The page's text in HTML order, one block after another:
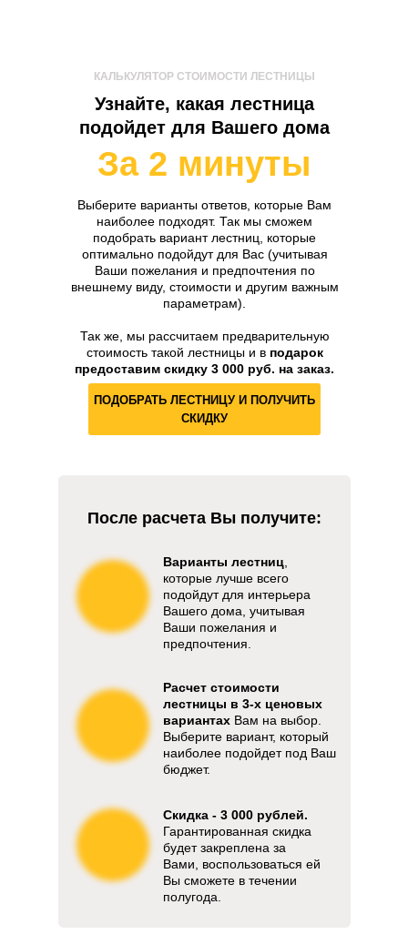
Узнайте, какая лестница
подойдет для Вашего дома
За 2 минуты
Выберите варианты ответов, которые Вам
наиболее подходят. Так мы сможем
подобрать вариант лестниц, которые
оптимально подойдут для Вас (учитывая
Ваши пожелания и предпочтения по
внешнему виду, стоимости и другим важным
параметрам).
Так же, мы рассчитаем предварительную
стоимость такой лестницы и в подарок
предоставим скидку 3 000 руб. на заказ.
После расчета Вы получите:
Варианты лестниц
которые лучше всего
подойдут для интерьера
Вашего дома, учитывая
Ваши пожелания и
предпочтения.
Расчет стоимости
лестницы в 3-х ценовых
вариантах Вам на выбор.
Выберите вариант, который
наиболее подойдет под Ваш
бюджет.
Скидка - 3 000 рублей.
Гарантированная скидка
будет закреплена за
Вами, воспользоваться ей
Вы сможете в течении
полугода.
ПОДОБРАТЬ ЛЕСТНИЦУ И ПОЛУЧИТЬ
СКИДКУ
КАЛЬКУЛЯТОР СТОИМОСТИ ЛЕСТНИЦЫ